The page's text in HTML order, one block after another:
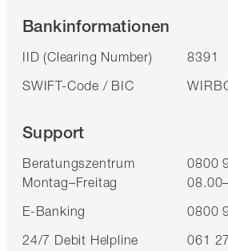
Bankinformationen
IID (Clearing Number)
8391
SWIFT-Code / BIC
Support
Beratungszentrum
0800
Montag–Freitag
E-Banking
0800
24/7 Debit Helpline
061